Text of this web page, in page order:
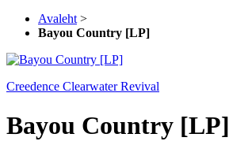
Avaleht >
Bayou Country [LP]
Creedence Clearwater Revival
Bayou Country [LP]